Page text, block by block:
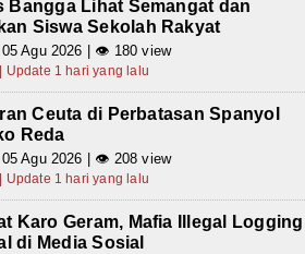
Bangga Lihat Semangat dan
Siswa Sekolah Rakyat
Agu 2026 | 👁 180 view
Update 1 hari yang lalu
Ceuta di Perbatasan Spanyol
Reda
Agu 2026 | 👁 208 view
Update 1 hari yang lalu
Karo Geram, Mafia Illegal Logging
di Media Sosial